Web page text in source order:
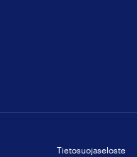
Tietosuojaseloste